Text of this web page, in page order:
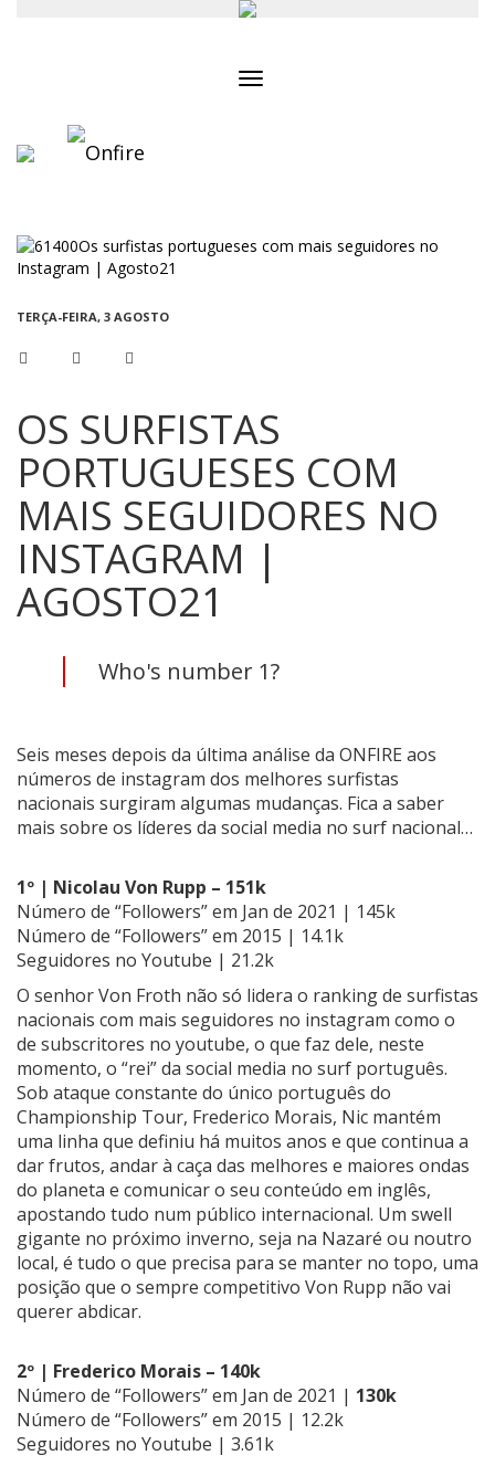
TERÇA-FEIRA, 3 AGOSTO
OS SURFISTAS
PORTUGUESES COM
MAIS SEGUIDORES NO
INSTAGRAM |
AGOSTO21
Who's number 1?
Seis meses depois da última análise da ONFIRE aos
números de instagram dos melhores surfistas
nacionais surgiram algumas mudanças. Fica a saber
mais sobre os líderes da social media no surf nacional…
1º | Nicolau Von Rupp – 151k
Número de “Followers” em Jan de 2021 | 145k
Número de “Followers” em 2015 | 14.1k
Seguidores no Youtube | 21.2k
O senhor Von Froth não só lidera o ranking de surfistas
nacionais com mais seguidores no instagram como o
de subscritores no youtube, o que faz dele, neste
momento, o “rei” da social media no surf português.
Sob ataque constante do único português do
Championship Tour, Frederico Morais, Nic mantém
uma linha que definiu há muitos anos e que continua a
dar frutos, andar à caça das melhores e maiores ondas
do planeta e comunicar o seu conteúdo em inglês,
apostando tudo num público internacional. Um swell
gigante no próximo inverno, seja na Nazaré ou noutro
local, é tudo o que precisa para se manter no topo, uma
posição que o sempre competitivo Von Rupp não vai
querer abdicar.
2º | Frederico Morais – 140k
Número de “Followers” em Jan de 2021 | 130k
Número de “Followers” em 2015 | 12.2k
Seguidores no Youtube | 3.61k